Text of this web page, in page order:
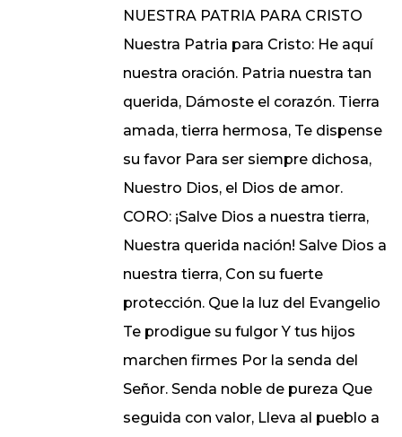
NUESTRA PATRIA PARA CRISTO
Nuestra Patria para Cristo: He aquí
nuestra oración. Patria nuestra tan
querida, Dámoste el corazón. Tierra
amada, tierra hermosa, Te dispense
su favor Para ser siempre dichosa,
Nuestro Dios, el Dios de amor.
CORO: ¡Salve Dios a nuestra tierra,
Nuestra querida nación! Salve Dios a
nuestra tierra, Con su fuerte
protección. Que la luz del Evangelio
Te prodigue su fulgor Y tus hijos
marchen firmes Por la senda del
Señor. Senda noble de pureza Que
seguida con valor, Lleva al pueblo a